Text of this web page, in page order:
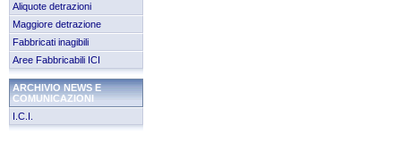
Aliquote detrazioni
Maggiore detrazione
Fabbricati inagibili
Aree Fabbricabili ICI
ARCHIVIO NEWS E
COMUNICAZIONI
I.C.I.